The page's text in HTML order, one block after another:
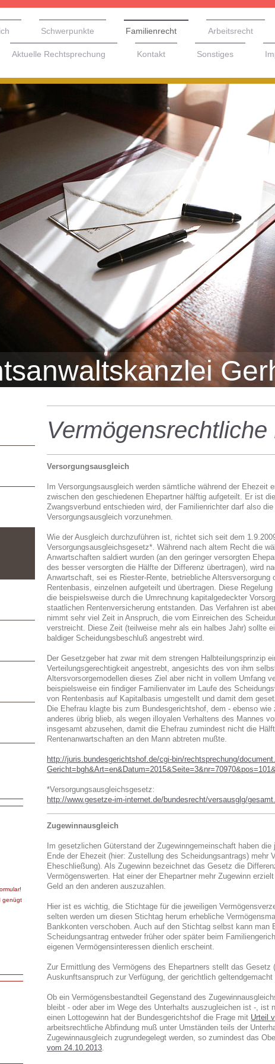
Schwerpunkte Familienrecht Arbeitsrecht
Aktuelle Rechtsprechung Kontakt Sonstiges
Versorgungsausgleich
Im Versorgungsausgleich werden sämtliche während der Ehezeit
zwischen den geschiedenen Ehepartner hälftig aufgeteilt. Er ist
Zwangsverbund entschieden wird, der Familienrichter darf also
Versorgungsausgleich vorzunehmen.
Wie der Ausgleich durchzuführen ist, richtet sich seit dem
Versorgungsausgleichsgesetz*. Während nach altem Recht die
Anwartschaften saldiert wurden (an den geringer versorgten
des besser versorgten die Hälfte der Differenz übertragen), wird
Anwartschaft, sei es Riester-Rente, betriebliche Altersversorgung
Rentenbasis, einzelnen aufgeteilt und übertragen. Diese
die beispielsweise durch die Umrechnung kapitalgedeckter
staatlichen Rentenversicherung entstanden. Das Verfahren ist
nimmt sehr viel Zeit in Anspruch, die vom Einreichen des
verstreicht. Diese Zeit (teilweise mehr als ein halbes Jahr) sollte
baldiger Scheidungsbeschluß angestrebt wird.
Der Gesetzgeber hat zwar mit dem strengen Halbteilungsprinzip
Verteilungsgerechtigkeit angestrebt, angesichts des von ihm
Altersvorsorgemodellen dieses Ziel aber nicht in vollem Umfang
beispielsweise ein findiger Familienvater im Laufe des
von Rentenbasis auf Kapitalbasis umgestellt und damit dem
Die Ehefrau klagte bis zum Bundesgerichtshof, dem - ebenso
anderes übrig blieb, als wegen illoyalen Verhaltens des Mannes
insgesamt abzusehen, damit die Ehefrau zumindest nicht die
Rentenanwartschaften an den Mann abtreten mußte.
http://juris.bundesgerichtshof.de/cgi-bin/rechtsprechung/
*Versorgungsausgleichsgesetz:
http://www.gesetze-im-internet.de/bundesrecht/versausglg/
Zugewinnausgleich
Im gesetzlichen Güterstand der Zugewinngemeinschaft haben
Ende der Ehezeit (hier: Zustellung des Scheidungsantrags) mehr
Eheschließung). Als Zugewinn bezeichnet das Gesetz die
Vermögenswerten. Hat einer der Ehepartner mehr Zugewinn
Geld an den anderen auszuzahlen.
Hier ist es wichtig, die Stichtage für die jeweiligen
selten werden um diesen Stichtag herum erhebliche
Bankkonten verschoben. Auchauf den Stichtag selbst kann man
Scheidungsantrag entweder früher oder später beim
eigenen Vermögensinteressen dienlich erscheint.
Zur Ermittlung des Vermögens des Ehepartners stellt das Gesetz
Auskunftsanspruch zur Verfügung, der gerichtlich
Ob ein Vermögensbestandteil Gegenstand des
bleibt - oder aber im Wege des Unterhalts auszugleichen ist -, ist
einen Lottogewinn hat der Bundesgerichtshof die Frage mit Urteil
arbeitsrechtliche Abfindung muß unter Umständen teils der
Zugewinnausgleich zugrundegelegt werden, so zumindest das
vom 24.10.2013.
genügt